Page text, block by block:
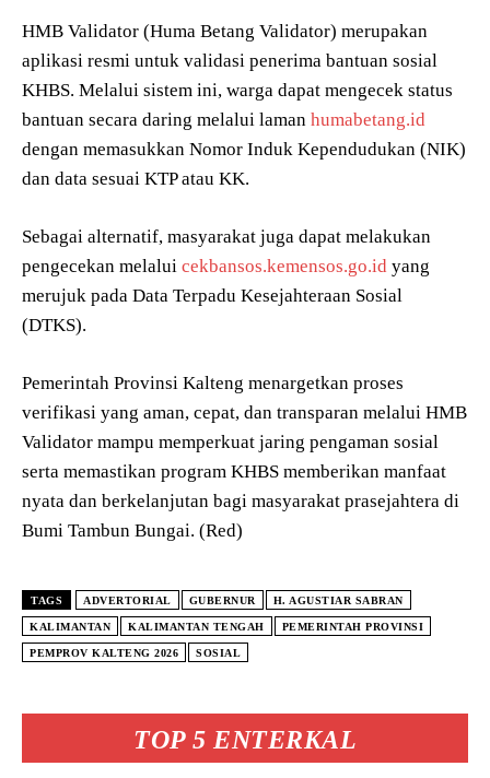
TOP 5 ENTERKAL
HMB Validator (Huma Betang Validator) merupakan
aplikasi resmi untuk validasi penerima bantuan sosial
KHBS. Melalui sistem ini, warga dapat mengecek status
bantuan secara daring melalui laman humabetang.id
dengan memasukkan Nomor Induk Kependudukan (NIK)
dan data sesuai KTP atau KK.
Sebagai alternatif, masyarakat juga dapat melakukan
pengecekan melalui cekbansos.kemensos.go.id yang
merujuk pada Data Terpadu Kesejahteraan Sosial
(DTKS).
Pemerintah Provinsi Kalteng menargetkan proses
verifikasi yang aman, cepat, dan transparan melalui HMB
Validator mampu memperkuat jaring pengaman sosial
serta memastikan program KHBS memberikan manfaat
nyata dan berkelanjutan bagi masyarakat prasejahtera di
Bumi Tambun Bungai. (Red)
TAGS ADVERTORIAL GUBERNUR H. AGUSTIAR SABRAN
KALIMANTAN KALIMANTAN TENGAH PEMERINTAH PROVINSI
PEMPROV KALTENG 2026 SOSIAL